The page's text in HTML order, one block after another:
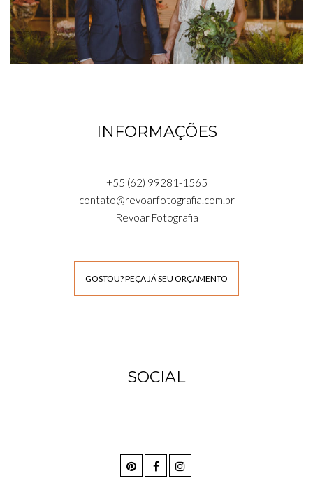
INFORMAÇÕES
+55 (62) 99281-1565
contato@revoarfotografia.com.br
Revoar Fotografia
GOSTOU? PEÇA JÁ SEU ORÇAMENTO
SOCIAL